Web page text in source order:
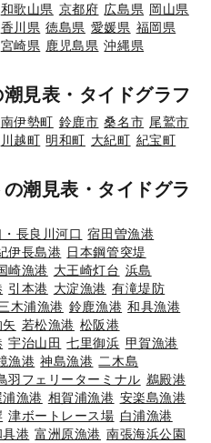
和歌山県 京都府 広島県 岡山県
香川県 徳島県 愛媛県 福岡県
宮崎県 鹿児島県 沖縄県
見表・タイドグラフ
南伊勢町 鈴鹿市 桑名市 尾鷲市
川越町 明和町 大紀町 紀宝町
潮見表・タイドグラ
長良川河口 宿田曽漁港
伊長島港 日本鋼管突堤
崎漁港 大王崎灯台 浜島
引本港 大淀漁港 有滝堤防
木浦漁港 鈴鹿漁港 和具漁港
矢 若松漁港 松阪港
宇治山田 七里御浜 甲賀漁港
漁港 神島漁港 二木島
羽フェリーターミナル 鵜殿港
漁港 相賀浦漁港 安楽島漁港
津ボートレース場 白浦漁港
具港 富洲原漁港 南張海浜公園